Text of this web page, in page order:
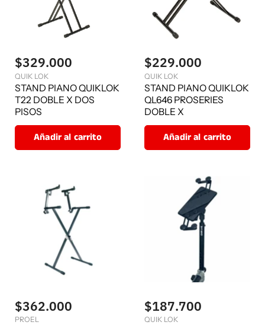
$329.000
QUIK LOK
STAND PIANO QUIKLOK
T22 DOBLE X DOS
PISOS
Añadir al carrito
$229.000
QUIK LOK
STAND PIANO QUIKLOK
QL646 PROSERIES
DOBLE X
Añadir al carrito
$362.000
PROEL
$187.700
QUIK LOK